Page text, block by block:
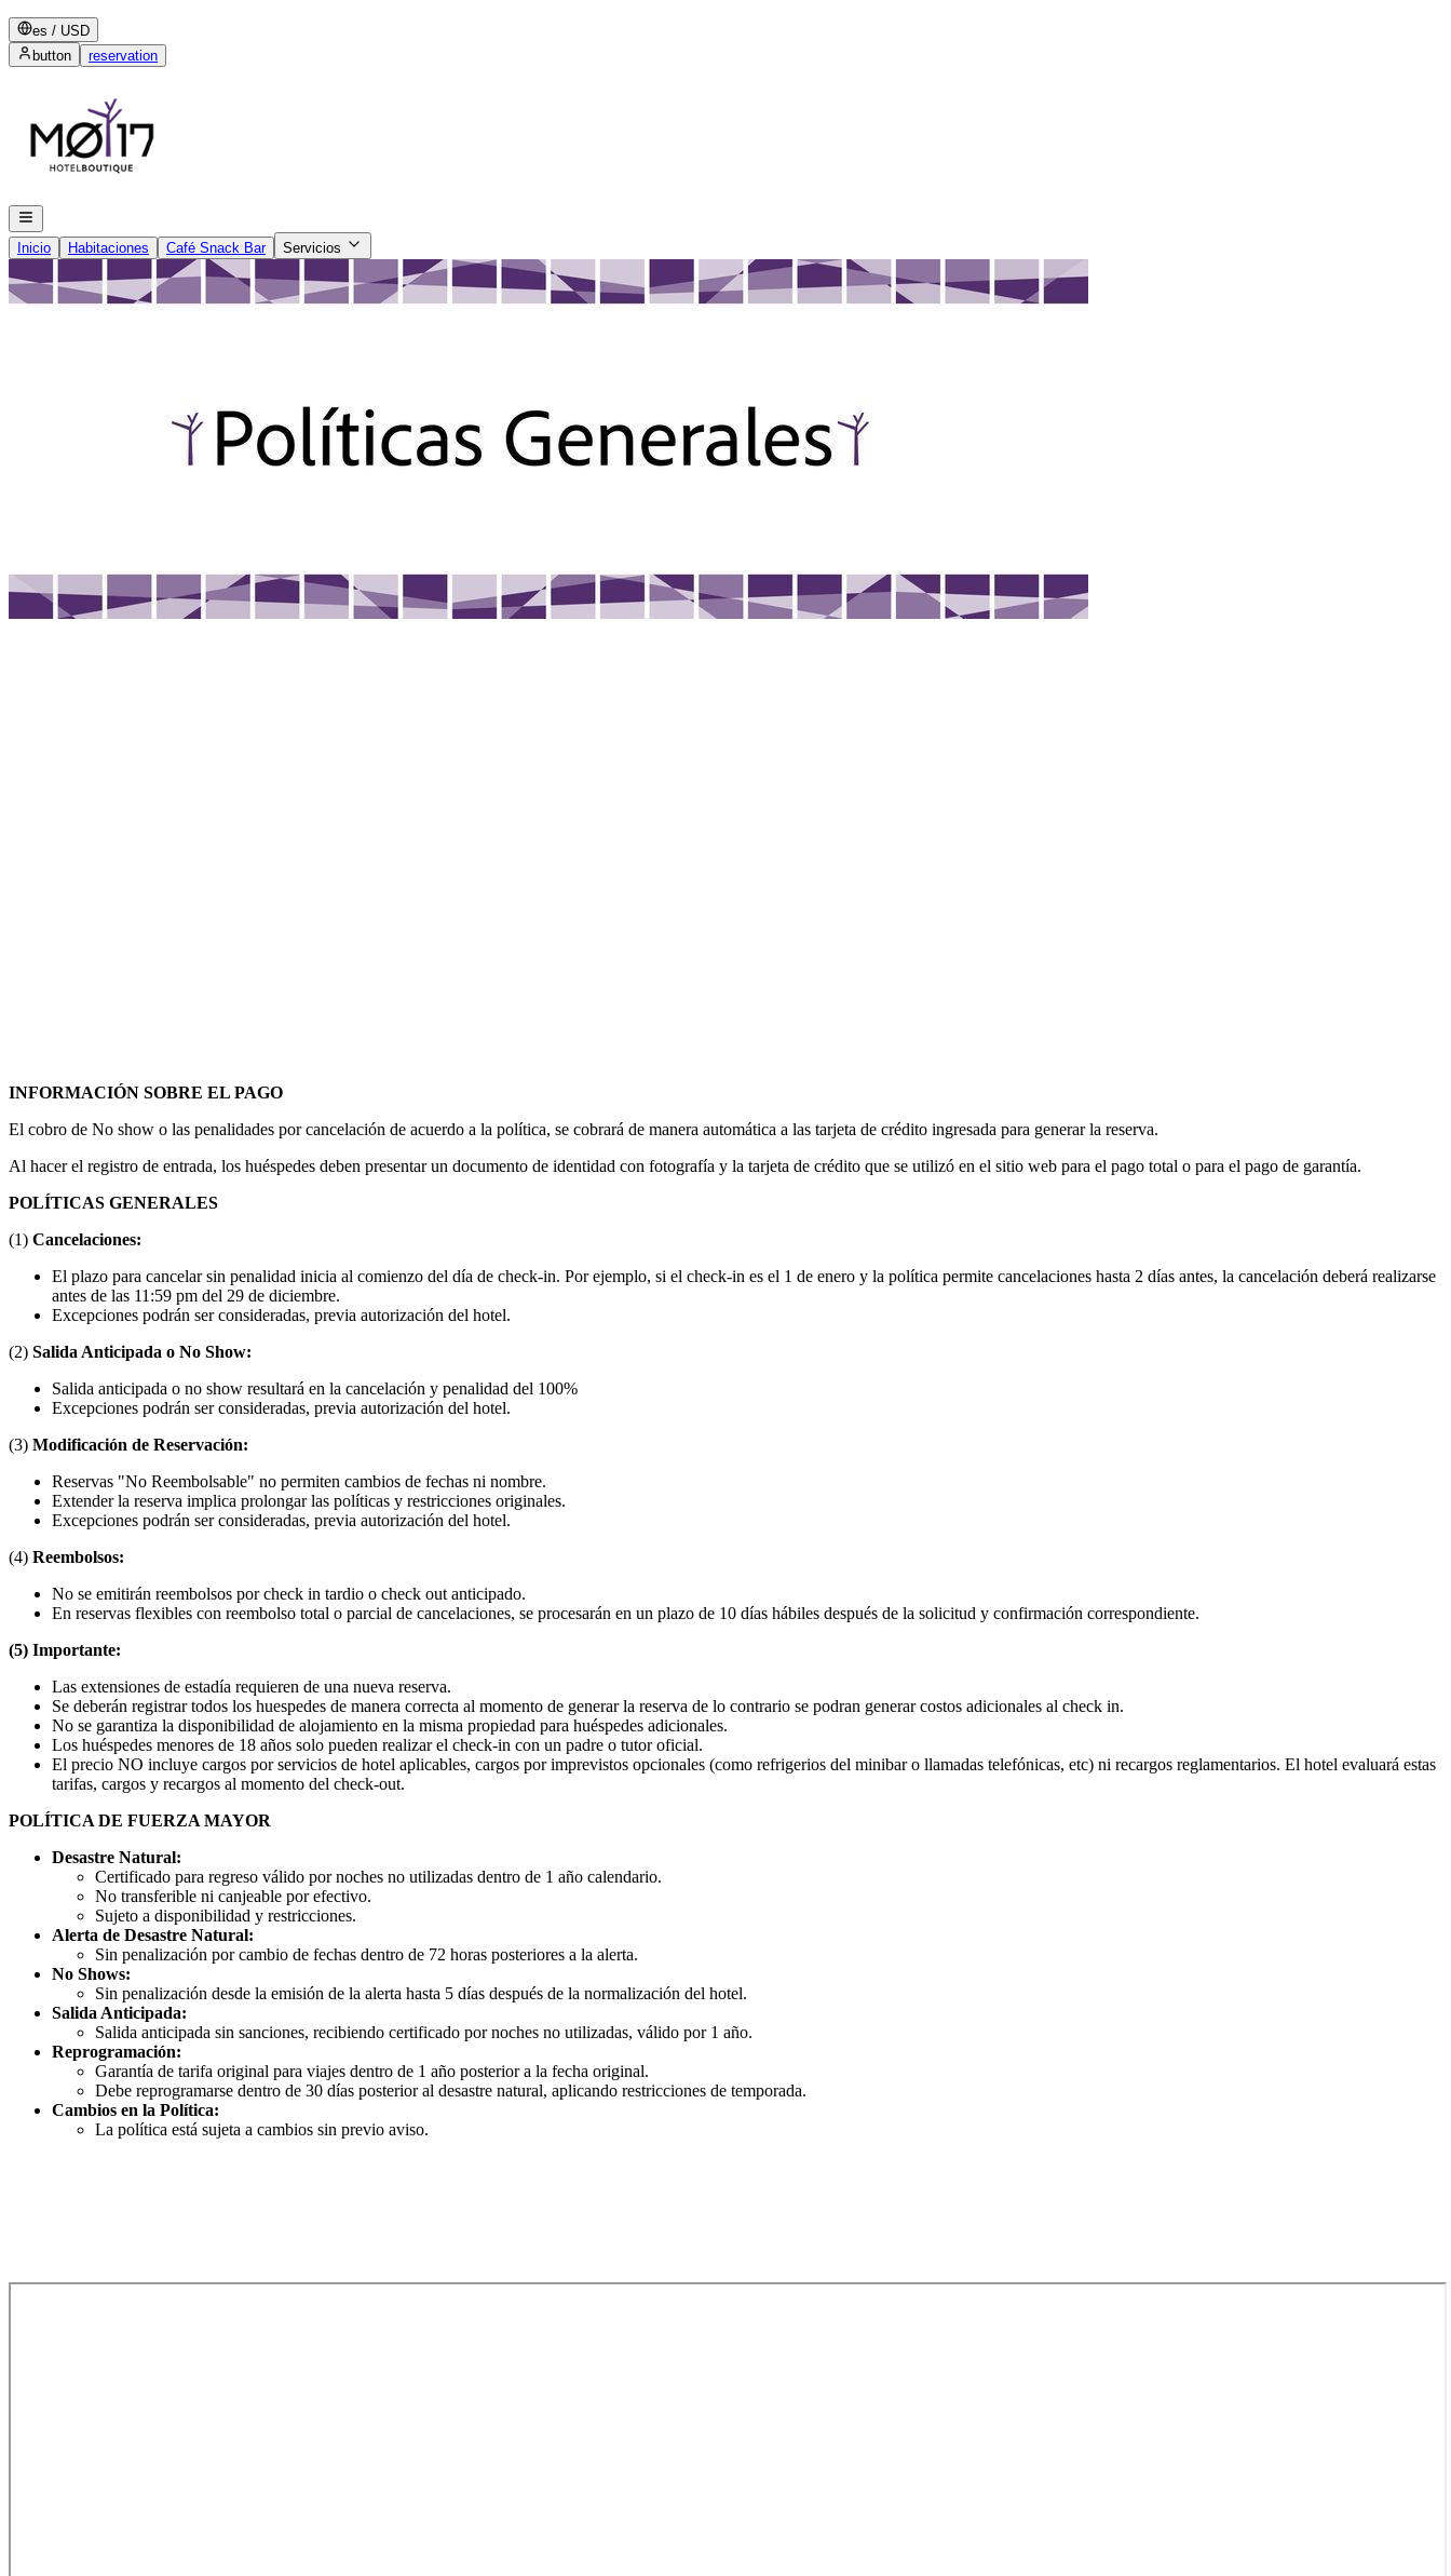
es / USD
button
reservation
Inicio Habitaciones Café Snack Bar Servicios
INFORMACIÓN SOBRE EL PAGO
El cobro de No show o las penalidades por cancelación de acuerdo a la política, se cobrará de manera automática a las tarjeta de crédito ingresada para generar la reserva.
Al hacer el registro de entrada, los huéspedes deben presentar un documento de identidad con fotografía y la tarjeta de crédito que se utilizó en el sitio web para el pago total o para el pago de garantía.
POLÍTICAS GENERALES
(1) Cancelaciones:
El plazo para cancelar sin penalidad inicia al comienzo del día de check-in. Por ejemplo, si el check-in es el 1 de enero y la política permite cancelaciones hasta 2 días antes, la cancelación deberá realizarse
antes de las 11:59 pm del 29 de diciembre.
Excepciones podrán ser consideradas, previa autorización del hotel.
(2) Salida Anticipada o No Show:
Salida anticipada o no show resultará en la cancelación y penalidad del 100%
Excepciones podrán ser consideradas, previa autorización del hotel.
(3) Modificación de Reservación:
Reservas "No Reembolsable" no permiten cambios de fechas ni nombre.
Extender la reserva implica prolongar las políticas y restricciones originales.
Excepciones podrán ser consideradas, previa autorización del hotel.
(4) Reembolsos:
No se emitirán reembolsos por check in tardio o check out anticipado.
En reservas flexibles con reembolso total o parcial de cancelaciones, se procesarán en un plazo de 10 días hábiles después de la solicitud y confirmación correspondiente.
(5) Importante:
Las extensiones de estadía requieren de una nueva reserva.
Se deberán registrar todos los huespedes de manera correcta al momento de generar la reserva de lo contrario se podran generar costos adicionales al check in.
No se garantiza la disponibilidad de alojamiento en la misma propiedad para huéspedes adicionales.
Los huéspedes menores de 18 años solo pueden realizar el check-in con un padre o tutor oficial.
El precio NO incluye cargos por servicios de hotel aplicables, cargos por imprevistos opcionales (como refrigerios del minibar o llamadas telefónicas, etc) ni recargos reglamentarios. El hotel evaluará estas
tarifas, cargos y recargos al momento del check-out.
POLÍTICA DE FUERZA MAYOR
Desastre Natural:
Certificado para regreso válido por noches no utilizadas dentro de 1 año calendario.
No transferible ni canjeable por efectivo.
Sujeto a disponibilidad y restricciones.
Alerta de Desastre Natural:
Sin penalización por cambio de fechas dentro de 72 horas posteriores a la alerta.
No Shows:
Sin penalización desde la emisión de la alerta hasta 5 días después de la normalización del hotel.
Salida Anticipada:
Salida anticipada sin sanciones, recibiendo certificado por noches no utilizadas, válido por 1 año.
Reprogramación:
Garantía de tarifa original para viajes dentro de 1 año posterior a la fecha original.
Debe reprogramarse dentro de 30 días posterior al desastre natural, aplicando restricciones de temporada.
Cambios en la Política:
La política está sujeta a cambios sin previo aviso.